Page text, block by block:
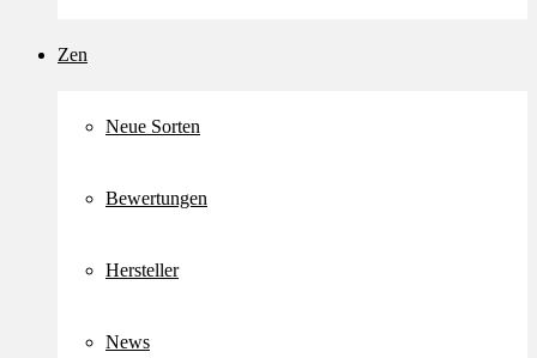
Zen
Neue Sorten
Bewertungen
Hersteller
News